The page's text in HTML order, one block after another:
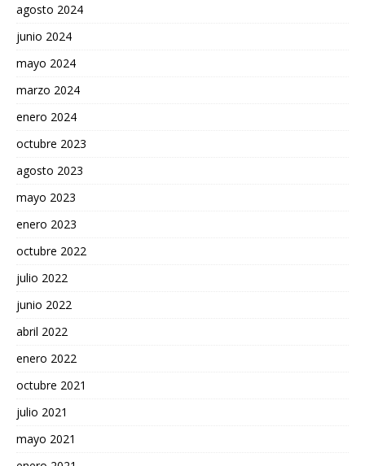
agosto 2024
junio 2024
mayo 2024
marzo 2024
enero 2024
octubre 2023
agosto 2023
mayo 2023
enero 2023
octubre 2022
julio 2022
junio 2022
abril 2022
enero 2022
octubre 2021
julio 2021
mayo 2021